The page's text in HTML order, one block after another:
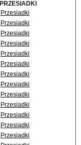
PRZESIADKI
Przesiadki
Przesiadki
Przesiadki
Przesiadki
Przesiadki
Przesiadki
Przesiadki
Przesiadki
Przesiadki
Przesiadki
Przesiadki
Przesiadki
Przesiadki